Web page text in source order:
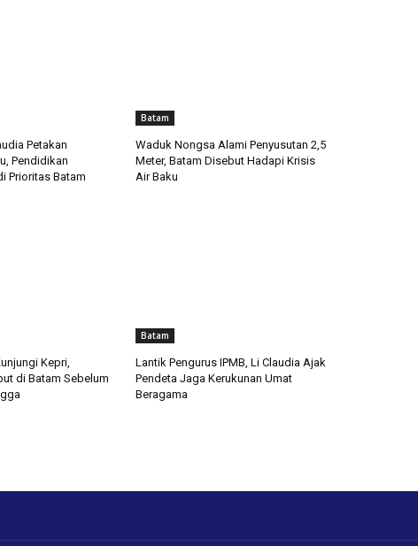
Petakan
Pendidikan
Prioritas Batam
Batam
Waduk Nongsa Alami Penyusutan 2,5
Meter, Batam Disebut Hadapi Krisis
Air Baku
Kepri,
di Batam Sebelum
Batam
Lantik Pengurus IPMB, Li Claudia Ajak
Pendeta Jaga Kerukunan Umat
Beragama